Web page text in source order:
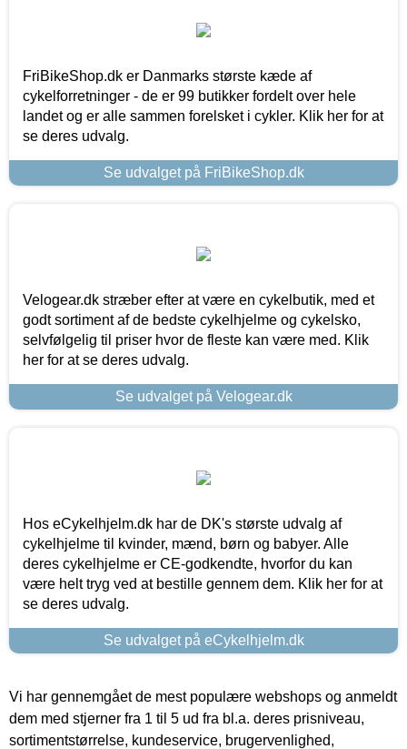
FriBikeShop.dk er Danmarks største kæde af
cykelforretninger - de er 99 butikker fordelt over hele
landet og er alle sammen forelsket i cykler. Klik her for at
se deres udvalg.
Se udvalget på FriBikeShop.dk
Velogear.dk stræber efter at være en cykelbutik, med et
godt sortiment af de bedste cykelhjelme og cykelsko,
selvfølgelig til priser hvor de fleste kan være med. Klik
her for at se deres udvalg.
Se udvalget på Velogear.dk
Hos eCykelhjelm.dk har de DK's største udvalg af
cykelhjelme til kvinder, mænd, børn og babyer. Alle
deres cykelhjelme er CE-godkendte, hvorfor du kan
være helt tryg ved at bestille gennem dem. Klik her for at
se deres udvalg.
Se udvalget på eCykelhjelm.dk
Vi har gennemgået de mest populære webshops og anmeldt
dem med stjerner fra 1 til 5 ud fra bl.a. deres prisniveau,
sortimentstørrelse, kundeservice, brugervenlighed,